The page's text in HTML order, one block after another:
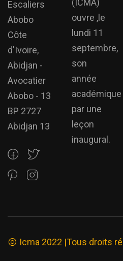
Escaliers
Abobo
Côte
d'Ivoire,
Abidjan -
Avocatier
Abobo - 13
BP 2727
Abidjan 13
(ICMA)
ouvre ,le
lundi 11
septembre,
son
année
académique
par une
leçon
inaugural.
Icma 2022 |Tous droits